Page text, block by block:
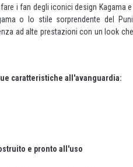
i fan degli iconici design Kagama e
o lo stile sorprendente del
ad alte prestazioni con un look
caratteristiche all'avanguardia:
e pronto all'uso